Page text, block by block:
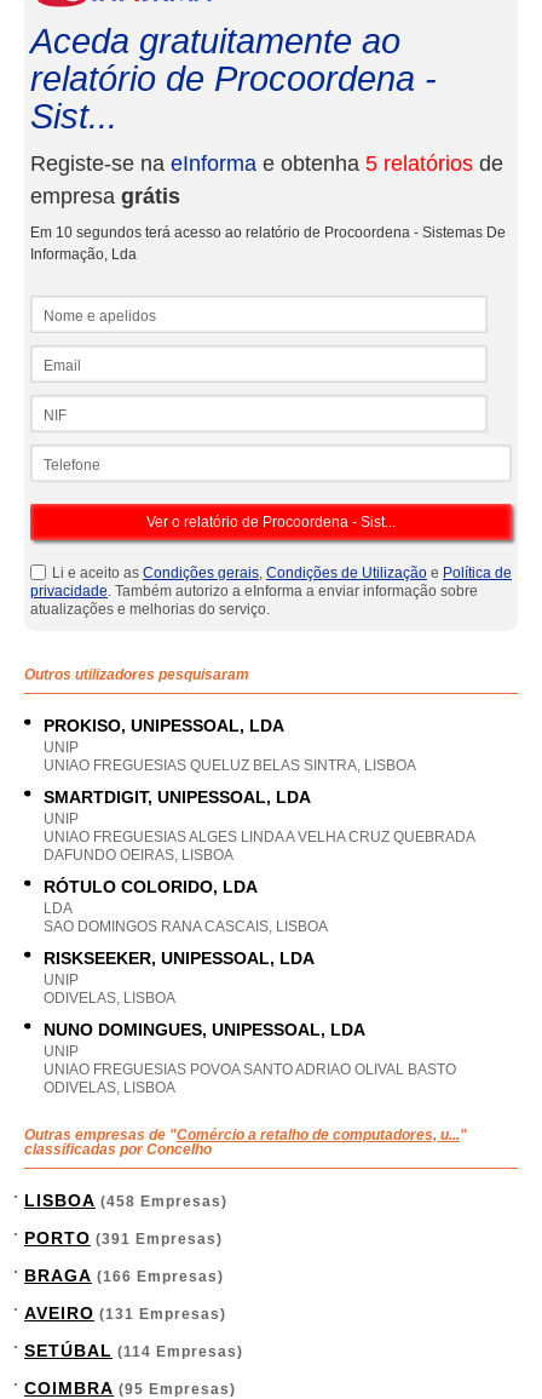
Aceda gratuitamente ao
relatório de Procoordena -
Sist...
Registe-se na eInforma e obtenha 5 relatórios de
empresa grátis
Em 10 segundos terá acesso ao relatório de Procoordena - Sistemas De
Informação, Lda
Li e aceito as Condições gerais, Condições de Utilização e Política de
privacidade. Também autorizo a eInforma a enviar informação sobre
atualizações e melhorias do serviço.
Outros utilizadores pesquisaram
PROKISO, UNIPESSOAL, LDA
UNIP
UNIAO FREGUESIAS QUELUZ BELAS SINTRA, LISBOA
SMARTDIGIT, UNIPESSOAL, LDA
UNIP
UNIAO FREGUESIAS ALGES LINDA A VELHA CRUZ QUEBRADA
DAFUNDO OEIRAS, LISBOA
RÓTULO COLORIDO, LDA
LDA
SAO DOMINGOS RANA CASCAIS, LISBOA
RISKSEEKER, UNIPESSOAL, LDA
UNIP
ODIVELAS, LISBOA
NUNO DOMINGUES, UNIPESSOAL, LDA
UNIP
UNIAO FREGUESIAS POVOA SANTO ADRIAO OLIVAL BASTO
ODIVELAS, LISBOA
Outras empresas de "Comércio a retalho de computadores, u..."
classificadas por Concelho
LISBOA (458 Empresas)
PORTO (391 Empresas)
BRAGA (166 Empresas)
AVEIRO (131 Empresas)
SETÚBAL (114 Empresas)
COIMBRA (95 Empresas)